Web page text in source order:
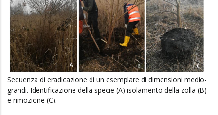
Sequenza di eradicazione di un esemplare di dimensioni medio-
grandi. Identificazione della specie (A) isolamento della zolla (B)
e rimozione (C).